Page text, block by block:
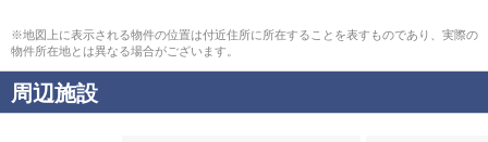
※地図上に表示される物件の位置は付近住所に所在することを表すものであり、実際の
物件所在地とは異なる場合がございます。
周辺施設